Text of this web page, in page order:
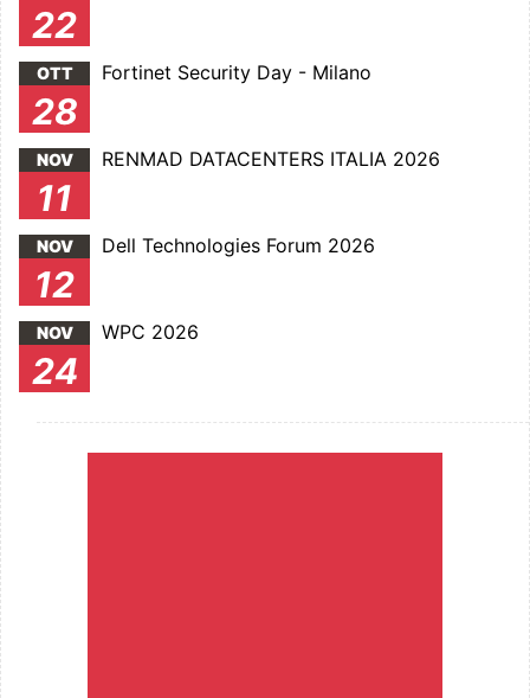
22
OTT
28
Fortinet Security Day - Milano
NOV
11
RENMAD DATACENTERS ITALIA 2026
NOV
12
Dell Technologies Forum 2026
NOV
24
WPC 2026